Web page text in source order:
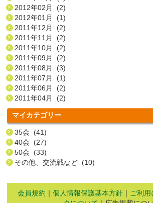
2012年02月 (2)
2012年01月 (1)
2011年12月 (2)
2011年11月 (2)
2011年10月 (2)
2011年09月 (2)
2011年08月 (3)
2011年07月 (1)
2011年06月 (2)
2011年04月 (2)
マイカテゴリー
35会 (41)
40会 (27)
50会 (33)
その他、交流戦など (10)
会員規約 ｜ 個人情報保護基本方針 ｜ ご利